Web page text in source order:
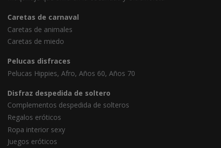
Caretas de carnaval
Caretas de animales
Caretas de miedo
Pelucas disfraces
Pelucas Hippies, Afro, Años 60, Años 70
Disfraz despedida de soltero
Complementos despedida de solteros
Regalos eróticos
Ropa interior sexy
Juegos eróticos